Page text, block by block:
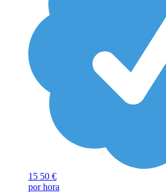
15 50 €
por hora